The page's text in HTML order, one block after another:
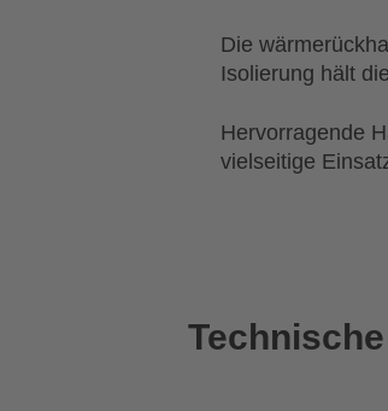
Die
Isolierung hält
Hervorragende
vielseitige